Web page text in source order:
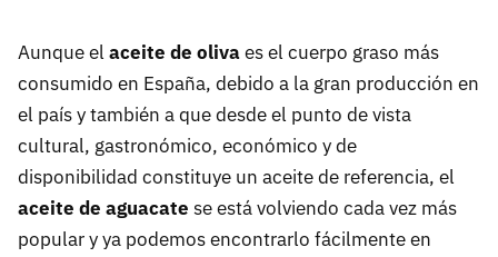
Aunque el aceite de olivaes el cuerpo graso más
consumido en España, debido a la gran producción en
el país y también a que desde el punto de vista
cultural, gastronómico, económico y de
disponibilidad constituye un aceite de referencia, el
aceite de aguacate se está volviendo cada vez más
popular y ya podemos encontrarlo fácilmente en